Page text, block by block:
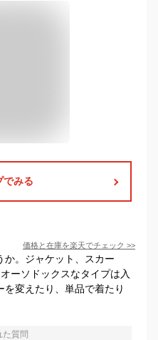
でみる
価格と在庫を楽天でチェック >>
か。ジャケット、スカー
ーソドックスなタイプは入
変えたり、単品で着たり
た質問